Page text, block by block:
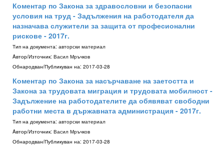
Коментар по Закона за здравословни и безопасни
условия на труд - Задължения на работодателя да
назначава служители за защита от професионални
рискове - 2017г.
Тип на документа: авторски материал
Aвтор/Източник: Васил Мръчков
Обнародван/Публикуван на: 2017-03-28
Коментар по Закона за насърчаване на заетостта и
Закона за трудовата миграция и трудовата мобилност -
Задължение на работодателите да обявяват свободни
работни места в държавната администрация - 2017г.
Тип на документа: авторски материал
Aвтор/Източник: Васил Мръчков
Обнародван/Публикуван на: 2017-03-28